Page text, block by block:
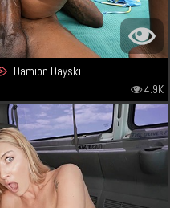
Damion Dayski
4.9K